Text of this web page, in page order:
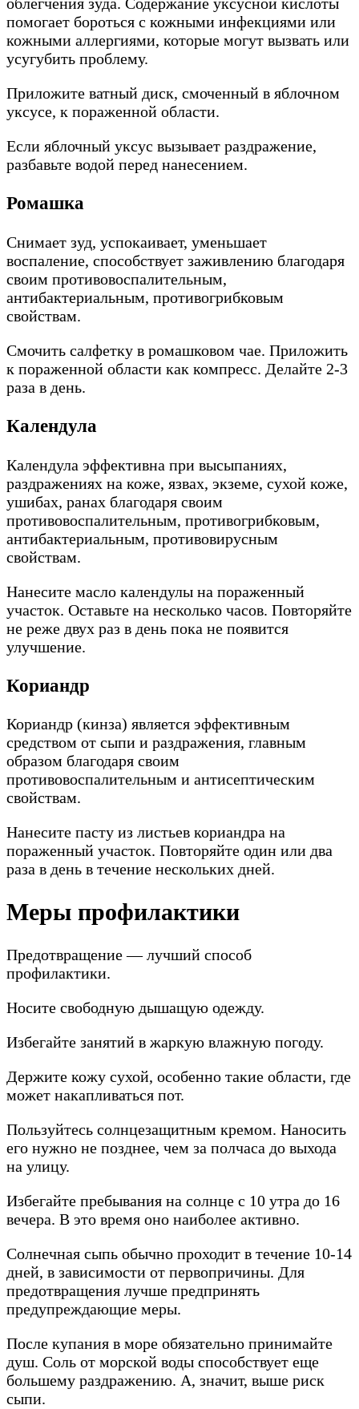
помогает бороться с кожными инфекциями или
кожными аллергиями, которые могут вызвать или
усугубить проблему.
Приложите ватный диск, смоченный в яблочном
уксусе, к пораженной области.
Если яблочный уксус вызывает раздражение,
разбавьте водой перед нанесением.
Ромашка
Снимает зуд, успокаивает, уменьшает
воспаление, способствует заживлению благодаря
своим противовоспалительным,
антибактериальным, противогрибковым
свойствам.
Смочить салфетку в ромашковом чае. Приложить
к пораженной области как компресс. Делайте 2-3
раза в день.
Календула
Календула эффективна при высыпаниях,
раздражениях на коже, язвах, экземе, сухой коже,
ушибах, ранах благодаря своим
противовоспалительным, противогрибковым,
антибактериальным, противовирусным
свойствам.
Нанесите масло календулы на пораженный
участок. Оставьте на несколько часов. Повторяйте
не реже двух раз в день пока не появится
улучшение.
Кориандр
Кориандр (кинза) является эффективным
средством от сыпи и раздражения, главным
образом благодаря своим
противовоспалительным и антисептическим
свойствам.
Нанесите пасту из листьев кориандра на
пораженный участок. Повторяйте один или два
раза в день в течение нескольких дней.
Меры профилактики
Предотвращение — лучший способ
профилактики.
Носите свободную дышащую одежду.
Избегайте занятий в жаркую влажную погоду.
Держите кожу сухой, особенно такие области, где
может накапливаться пот.
Пользуйтесь солнцезащитным кремом. Наносить
его нужно не позднее, чем за полчаса до выхода
на улицу.
Избегайте пребывания на солнце с 10 утра до 16
вечера. В это время оно наиболее активно.
Солнечная сыпь обычно проходит в течение 10-14
дней, в зависимости от первопричины. Для
предотвращения лучше предпринять
предупреждающие меры.
После купания в море обязательно принимайте
душ. Соль от морской воды способствует еще
большему раздражению. А, значит, выше риск
сыпи.